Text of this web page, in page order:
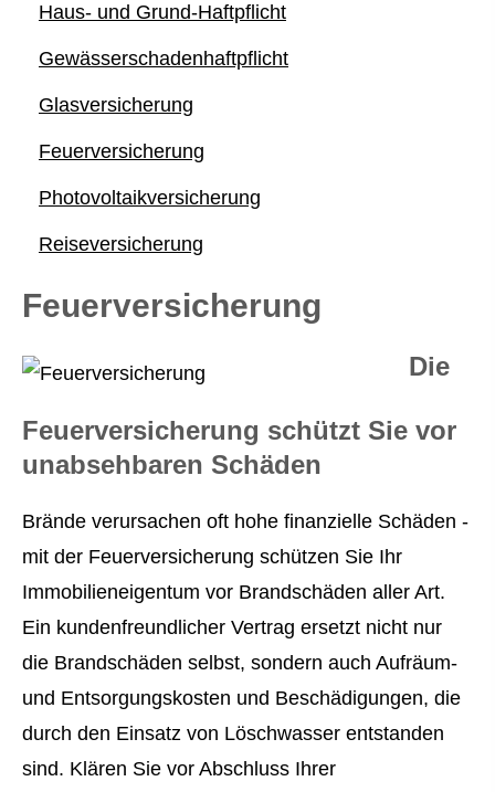
Haus- und Grund-Haft­pflicht
Gewässerschadenhaftpflicht
Glasversicherung
Feuerversicherung
Photo­voltaik­ver­si­che­rung
Reiseversicherung
Feuerversicherung
Die
Feuerversicherung schützt Sie vor
unabsehbaren Schäden
Brände verursachen oft hohe finanzielle Schäden -
mit der Feuerversicherung schützen Sie Ihr
Immobilieneigentum vor Brandschäden aller Art.
Ein kundenfreundlicher Vertrag ersetzt nicht nur
die Brandschäden selbst, sondern auch Aufräum-
und Entsorgungskosten und Beschädigungen, die
durch den Einsatz von Löschwasser entstanden
sind. Klären Sie vor Abschluss Ihrer